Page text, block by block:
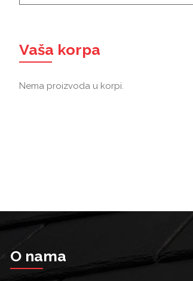
Vaša korpa
Nema proizvoda u korpi.
O nama